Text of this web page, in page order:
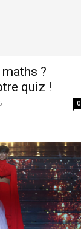
?
quiz !
0